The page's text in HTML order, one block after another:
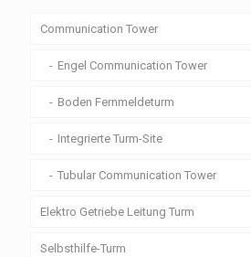
Communication Tower
Engel Communication Tower
Boden Fernmeldeturm
Integrierte Turm-Site
Tubular Communication Tower
Elektro Getriebe Leitung Turm
Selbsthilfe-Turm